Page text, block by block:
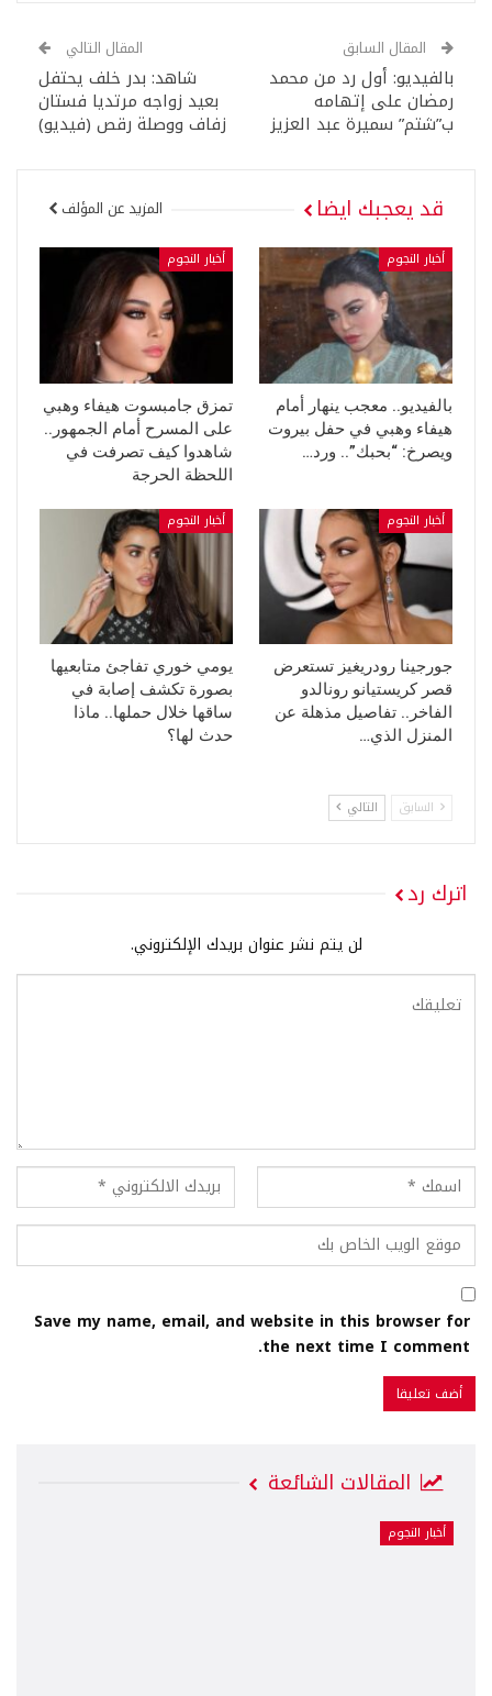
المقال السابق
بالفيديو: أول رد من محمد
رمضان على إتهامه
ب”شتم” سميرة عبد العزيز
المقال التالي
شاهد: بدر خلف يحتفل
بعيد زواجه مرتديا فستان
زفاف ووصلة رقص (فيديو)
قد يعجبك ايضا المزيد عن المؤلف
أخبار النجوم
بالفيديو.. معجب ينهار أمام
هيفاء وهبي في حفل بيروت
ويصرخ: “بحبك”.. ورد…
أخبار النجوم
تمزق جامبسوت هيفاء وهبي
على المسرح أمام الجمهور..
شاهدوا كيف تصرفت في
اللحظة الحرجة
أخبار النجوم
جورجينا رودريغيز تستعرض
قصر كريستيانو رونالدو
الفاخر.. تفاصيل مذهلة عن
المنزل الذي…
أخبار النجوم
يومي خوري تفاجئ متابعيها
بصورة تكشف إصابة في
ساقها خلال حملها.. ماذا
حدث لها؟
السابق التالي
اترك رد
لن يتم نشر عنوان بريدك الإلكتروني.
Save my name, email, and website in this browser for
the next time I comment.
المقالات الشائعة
أخبار النجوم